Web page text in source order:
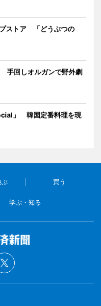
ストア 「どうぶつの
手回しオルガンで野外劇
」 韓国定番料理を現
ぶ 買う
学ぶ・知る